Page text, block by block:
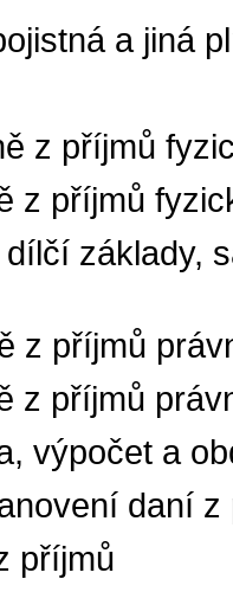
a jiná
z příjmů
z příjmů
základy,
z příjmů
z příjmů
výpočet a
daní z
příjmů